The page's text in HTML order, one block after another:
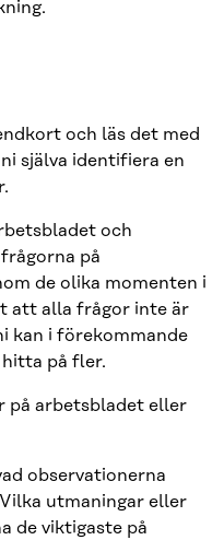
och läs det med
själva identifiera en
och
på
de olika momenten i
att alla frågor inte är
kan i förekommande
på fler.
på arbetsbladet eller
observationerna
utmaningar eller
de viktigaste på